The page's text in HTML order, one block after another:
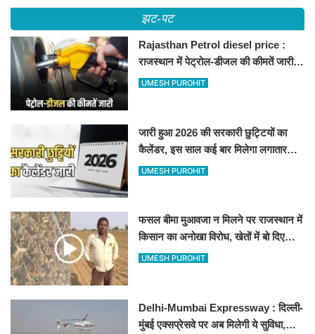
झट-पट
Rajasthan Petrol diesel price :
राजस्थान में पेट्रोल-डीजल की कीमतें जारी,
जानिए बीकानेर समेत पुरे प्रदेश में नए रेट
UMESH PUROHIT
जारी हुआ 2026 की सरकारी छुट्टियों का
कैलेंडर, इस साल कई बार मिलेगा लगातार
अवकाश, देखें
UMESH PUROHIT
फसल बीमा मुआवजा न मिलने पर राजस्थान में
किसान का अनोखा विरोध, खेतों में बो दिए
500-500 रुपए के नोट, वीडियो वायरल
UMESH PUROHIT
Delhi-Mumbai Expressway : दिल्ली-
मुंबई एक्सप्रेसवे पर अब मिलेगी ये सुविधा,